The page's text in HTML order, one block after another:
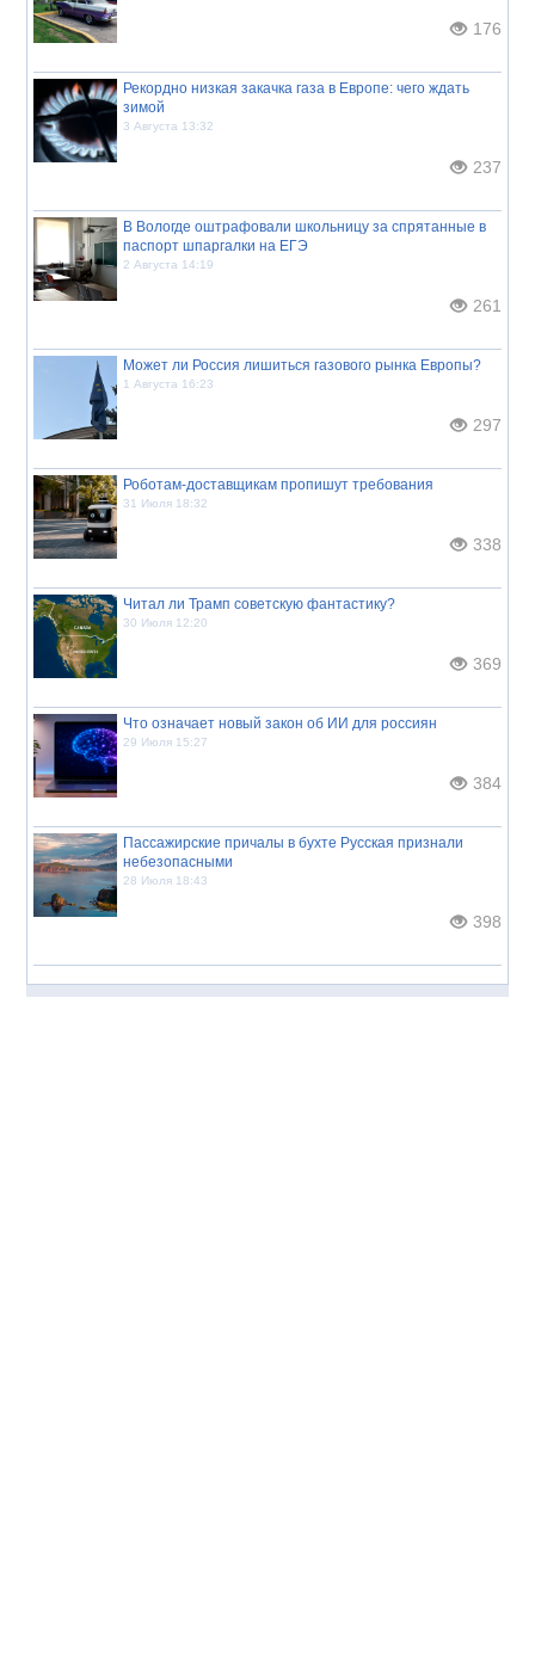
176
Рекордно низкая закачка газа в Европе: чего ждать
зимой
3 Августа 13:32
237
В Вологде оштрафовали школьницу за спрятанные в
паспорт шпаргалки на ЕГЭ
2 Августа 14:19
261
Может ли Россия лишиться газового рынка Европы?
1 Августа 16:23
297
Роботам-доставщикам пропишут требования
31 Июля 18:32
338
Читал ли Трамп советскую фантастику?
30 Июля 12:20
369
Что означает новый закон об ИИ для россиян
29 Июля 15:27
384
Пассажирские причалы в бухте Русская признали
небезопасными
28 Июля 18:43
398